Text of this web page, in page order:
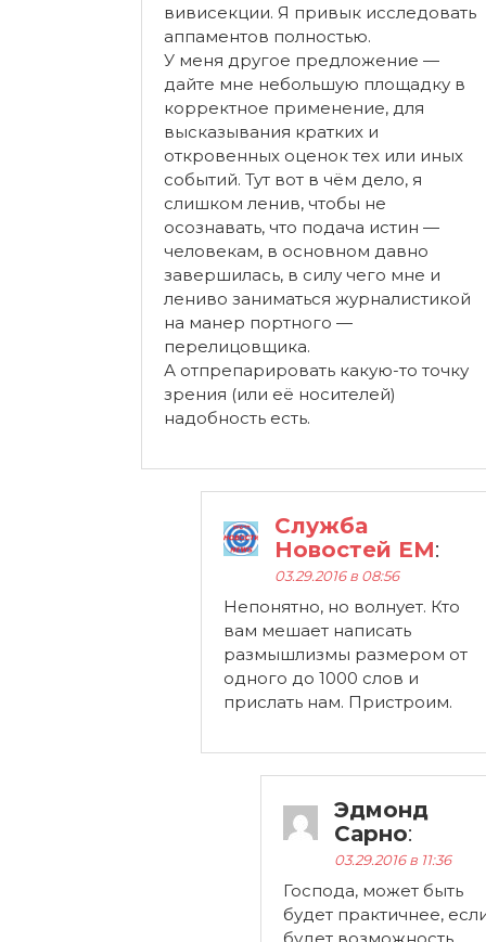
вивисекции. Я привык исследовать
аппаментов полностью.
У меня другое предложение —
дайте мне небольшую площадку в
корректное применение, для
высказывания кратких и
откровенных оценок тех или иных
событий. Тут вот в чём дело, я
слишком ленив, чтобы не
осознавать, что подача истин —
человекам, в основном давно
завершилась, в силу чего мне и
лениво заниматься журналистикой
на манер портного —
перелицовщика.
А отпрепарировать какую-то точку
зрения (или её носителей)
надобность есть.
Служба
Новостей ЕМ:
03.29.2016 в 08:56
Непонятно, но волнует. Кто
вам мешает написать
размышлизмы размером от
одного до 1000 слов и
прислать нам. Пристроим.
Эдмонд
Сарно:
03.29.2016 в 11:36
Господа, может быть
будет практичнее,